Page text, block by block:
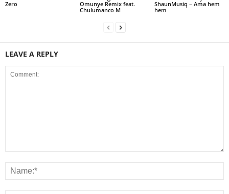
Zero
Omunye Remix feat.
Chulumanco M
ShaunMusiq – Ama hem
hem
LEAVE A REPLY